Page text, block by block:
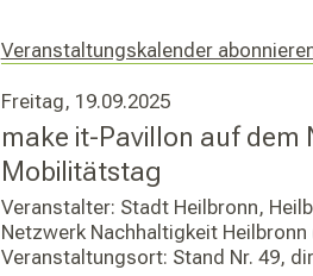
Veranstaltungskalender
Freitag, 19.09.2025
make it-Pavillon auf dem
Mobilitätstag
Veranstalter: Stadt Heilbronn,
Netzwerk Nachhaltigkeit Heilbronn
Veranstaltungsort: Stand Nr. 49,